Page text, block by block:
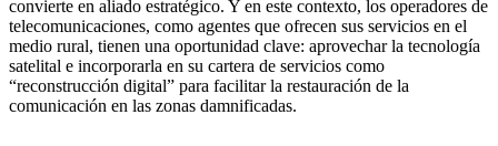
convierte en aliado estratégico. Y en este contexto, los operadores de
telecomunicaciones, como agentes que ofrecen sus servicios en el
medio rural, tienen una oportunidad clave: aprovechar la tecnología
satelital e incorporarla en su cartera de servicios como
“reconstrucción digital” para facilitar la restauración de la
comunicación en las zonas damnificadas.